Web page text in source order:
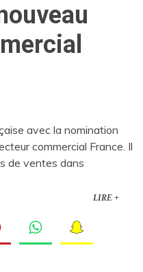
avec la nomination
commercial France. Il
de ventes dans
LIRE +